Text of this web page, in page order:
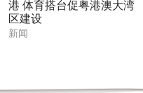
港 体育搭台促粤港澳大湾
区建设
新闻